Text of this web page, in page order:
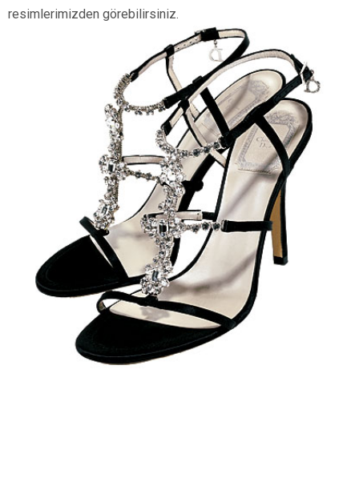
resimlerimizden görebilirsiniz.